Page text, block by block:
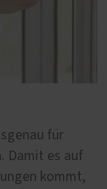
für
Damit es auf
kommt,